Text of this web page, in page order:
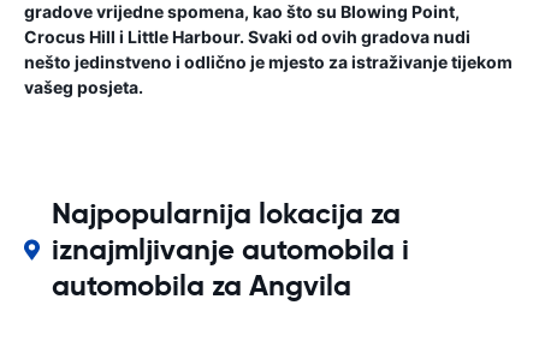
gradove vrijedne spomena, kao što su Blowing Point,
Crocus Hill i Little Harbour. Svaki od ovih gradova nudi
nešto jedinstveno i odlično je mjesto za istraživanje tijekom
vašeg posjeta.
Najpopularnija lokacija za
iznajmljivanje automobila i
automobila za Angvila